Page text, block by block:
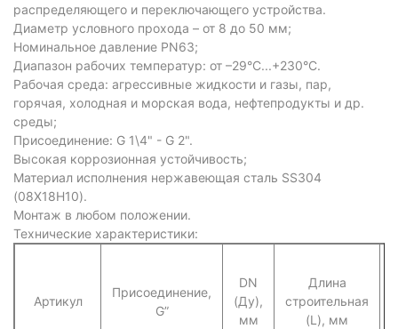
распределяющего и переключающего устройства.
Диаметр условного прохода – от 8 до 50 мм;
Номинальное давление PN63;
Диапазон рабочих температур: от –29°C...+230°C.
Рабочая среда: агрессивные жидкости и газы, пар,
горячая, холодная и морская вода, нефтепродукты и др.
среды;
Присоединение: G 1\4" - G 2".
Высокая коррозионная устойчивость;
Материал исполнения нержавеющая сталь SS304
(08Х18Н10).
Монтаж в любом положении.
Технические характеристики:
Артикул
Присоединение,
G”
DN
(Ду),
мм
Длина
строительная
(L), мм